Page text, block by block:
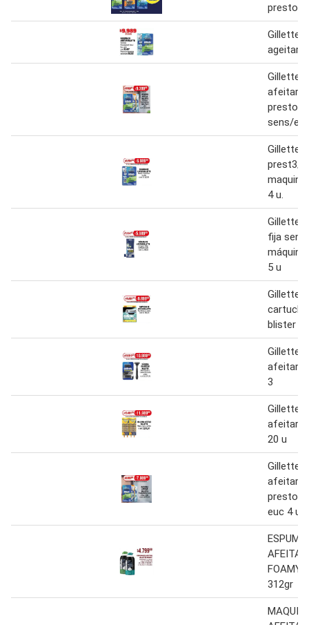
Gillette
ageitar
Gillette
afeitar
sens/
Gillette
prest3/
4 u.
Gillette
fija
5 u
Gillette
blister 6
Gillette
afeitar
3
Gillette
afeitar
20 u
Gillette
afeitar
euc 4 u.
ESPUMA
FOAMY
312gr